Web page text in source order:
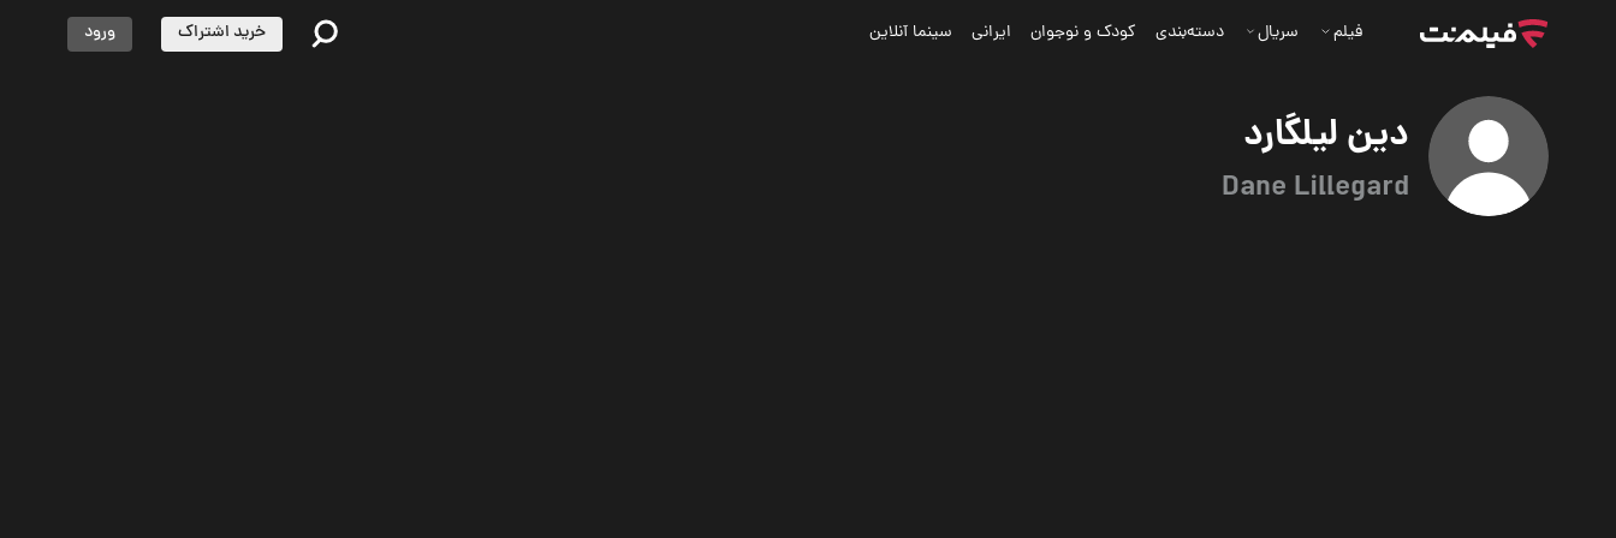
دین لیلگارد
Dane Lillegard
فیلم سریال دسته‌بندی کودک و نوجوان ایرانی سینما آنلاین خرید اشتراک ورود